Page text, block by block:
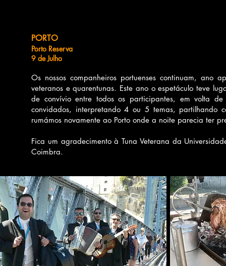
PORTO
Porto Reserva
9 de Julho
Os nossos companheiros portuenses continuam,
veteranos e quarentunas. Este ano o espetáculo teve
de convívio entre todos os participantes, em volta
convidados, interpretando 4 ou 5 temas, partilhando
rumámos novamente ao Porto onde a noite parecia ter
Fica um agradecimento à Tuna Veterana da
Coimbra.